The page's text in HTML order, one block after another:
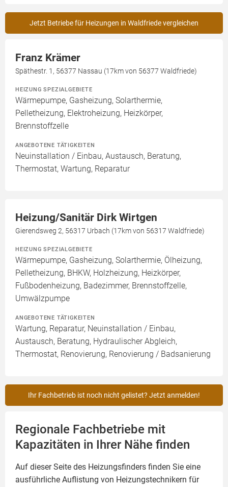
Jetzt Betriebe für Heizungen in Waldfriede vergleichen
Franz Krämer
Späthestr. 1, 56377 Nassau (17km von 56377 Waldfriede)
HEIZUNG SPEZIALGEBIETE
Wärmepumpe, Gasheizung, Solarthermie,
Pelletheizung, Elektroheizung, Heizkörper,
Brennstoffzelle
ANGEBOTENE TÄTIGKEITEN
Neuinstallation / Einbau, Austausch, Beratung,
Thermostat, Wartung, Reparatur
Heizung/Sanitär Dirk Wirtgen
Gierendsweg 2, 56317 Urbach (17km von 56317 Waldfriede)
HEIZUNG SPEZIALGEBIETE
Wärmepumpe, Gasheizung, Solarthermie, Ölheizung,
Pelletheizung, BHKW, Holzheizung, Heizkörper,
Fußbodenheizung, Badezimmer, Brennstoffzelle,
Umwälzpumpe
ANGEBOTENE TÄTIGKEITEN
Wartung, Reparatur, Neuinstallation / Einbau,
Austausch, Beratung, Hydraulischer Abgleich,
Thermostat, Renovierung, Renovierung / Badsanierung
Ihr Fachbetrieb ist noch nicht gelistet? Jetzt anmelden!
Regionale Fachbetriebe mit
Kapazitäten in Ihrer Nähe finden
Auf dieser Seite des Heizungsfinders finden Sie eine
ausführliche Auflistung von Heizungstechnikern für